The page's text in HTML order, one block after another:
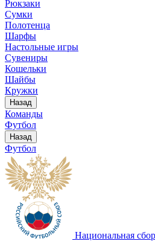
Рюкзаки
Сумки
Полотенца
Шарфы
Настольные игры
Сувениры
Кошельки
Шайбы
Кружки
Назад
Команды
Футбол
Назад
Футбол
Национальная